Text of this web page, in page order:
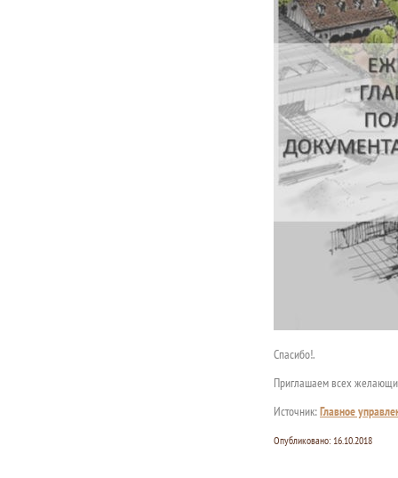
Спасибо!.
Приглашаем всех
Источник:Главное
Опубликовано: 16.10.2018